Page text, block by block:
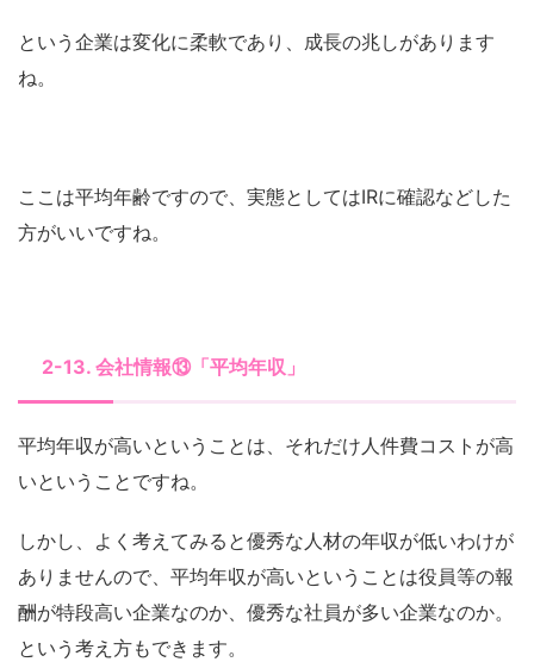
という企業は変化に柔軟であり、成長の兆しがあります
ね。
ここは平均年齢ですので、実態としてはIRに確認などした
方がいいですね。
2-13. 会社情報⑬「平均年収」
平均年収が高いということは、それだけ人件費コストが高
いということですね。
しかし、よく考えてみると優秀な人材の年収が低いわけが
ありませんので、平均年収が高いということは役員等の報
酬が特段高い企業なのか、優秀な社員が多い企業なのか。
という考え方もできます。